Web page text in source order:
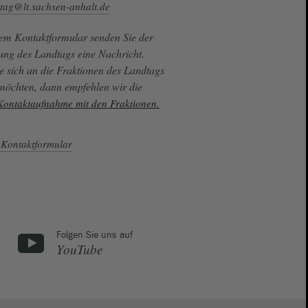
anhalt.de
Kontaktformular senden Sie der
des Landtags eine Nachricht.
sich an die Fraktionen des Landtags
dann empfehlen wir die
mit den Fraktionen.
Folgen Sie uns auf
YouTube